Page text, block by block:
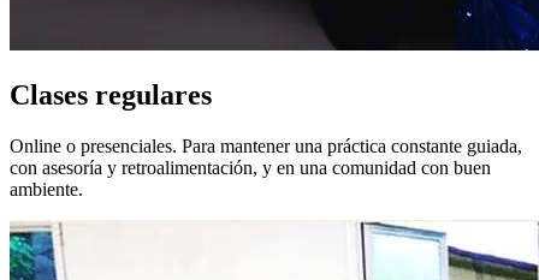
Clases regulares
Online o presenciales. Para mantener una práctica constante guiada,
con asesoría y retroalimentación, y en una comunidad con buen
ambiente.